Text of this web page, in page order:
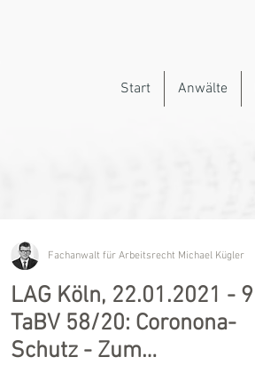
Start Anwälte
LAG Köln, 22.01.2021 - 9
TaBV 58/20: Coronona-
Schutz - Zum
Fachanwalt für Arbeitsrecht Michael Kügler